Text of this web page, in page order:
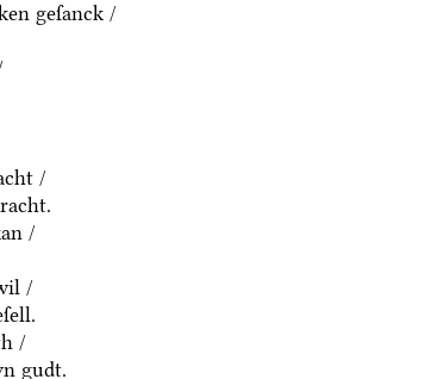
geſanck /
/
/
/
/
gudt.